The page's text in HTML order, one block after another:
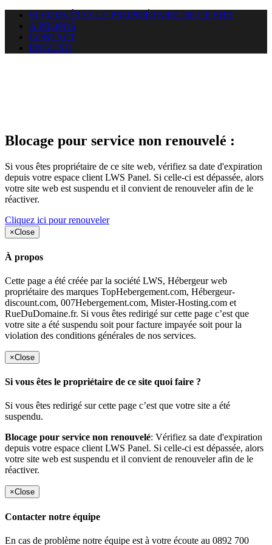
SI VOUS ÊTES LE PROPRIÉTAIRE DE CE SITE
A PROPOS
CONTACT
ENGLISH
Blocage pour service non renouvelé :
Si vous êtes propriétaire de ce site web, vérifiez sa date d'expiration
depuis votre espace client LWS Panel. Si celle-ci est dépassée, alors
votre site web est suspendu et il convient de renouveler afin de le
réactiver.
Cliquez ici pour renouveler
×Close
À propos
Cette page a été créée par la société LWS, Hébergeur web
propriétaire des marques TopHebergement.com, Hébergeur-
discount.com, 007Hebergement.com, Mister-Hosting.com et
RueDuDomaine.fr. Si vous êtes redirigé sur cette page c’est que
votre site a été suspendu soit pour facture impayée soit pour la
violation des conditions générales de nos services.
×Close
Si vous êtes le propriétaire de ce site quoi faire ?
Si vous êtes redirigé sur cette page c’est que votre site a été
suspendu.
Blocage pour service non renouvelé: Vérifiez sa date d'expiration
depuis votre espace client LWS Panel. Si celle-ci est dépassée, alors
votre site web est suspendu et il convient de renouveler afin de le
réactiver.
×Close
Contacter notre équipe
En cas de problème notre équipe est à votre écoute au 0892 700